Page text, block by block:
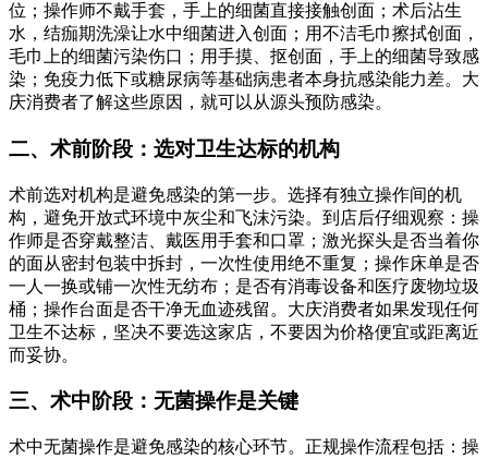
位；操作师不戴手套，手上的细菌直接接触创面；术后沾生
水，结痂期洗澡让水中细菌进入创面；用不洁毛巾擦拭创面，
毛巾上的细菌污染伤口；用手摸、抠创面，手上的细菌导致感
染；免疫力低下或糖尿病等基础病患者本身抗感染能力差。大
庆消费者了解这些原因，就可以从源头预防感染。
二、术前阶段：选对卫生达标的机构
术前选对机构是避免感染的第一步。选择有独立操作间的机
构，避免开放式环境中灰尘和飞沫污染。到店后仔细观察：操
作师是否穿戴整洁、戴医用手套和口罩；激光探头是否当着你
的面从密封包装中拆封，一次性使用绝不重复；操作床单是否
一人一换或铺一次性无纺布；是否有消毒设备和医疗废物垃圾
桶；操作台面是否干净无血迹残留。大庆消费者如果发现任何
卫生不达标，坚决不要选这家店，不要因为价格便宜或距离近
而妥协。
三、术中阶段：无菌操作是关键
术中无菌操作是避免感染的核心环节。正规操作流程包括：操